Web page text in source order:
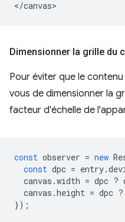
Dimensionner la grille du
Pour éviter que le
vous de dimensionner la
facteur d'échelle de
const observer = new
const dpc = entry.
canvas .width = dpc ?
canvas .height = dpc ?
});